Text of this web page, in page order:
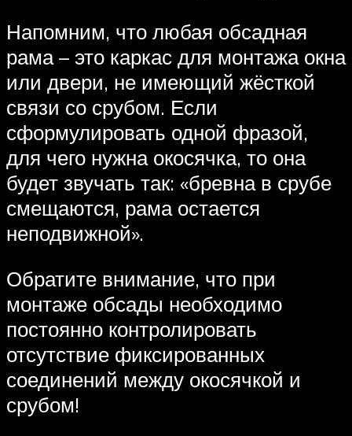
Напомним, что любая обсадная
рама – это каркас для монтажа окна
или двери, не имеющий жёсткой
связи со срубом. Если
сформулировать одной фразой,
для чего нужна окосячка, то она
будет звучать так: «бревна в срубе
смещаются, рама остается
неподвижной».
Обратите внимание, что при
монтаже обсады необходимо
постоянно контролировать
отсутствие фиксированных
соединений между окосячкой и
срубом!